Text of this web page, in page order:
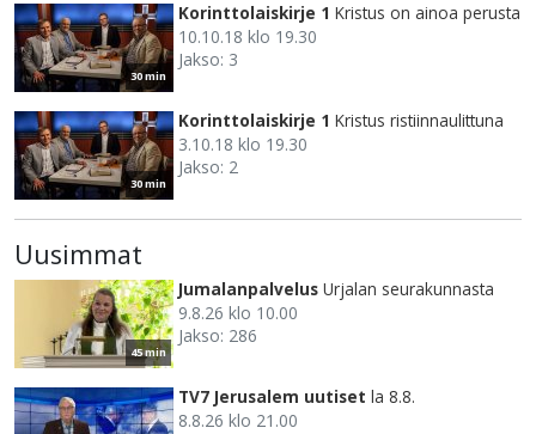
30 min
Korinttolaiskirje 1 Kristus on ainoa perusta
10.10.18 klo 19.30
Jakso: 3
30 min
Korinttolaiskirje 1 Kristus ristiinnaulittuna
3.10.18 klo 19.30
Jakso: 2
Uusimmat
45 min
Jumalanpalvelus Urjalan seurakunnasta
9.8.26 klo 10.00
Jakso: 286
TV7 Jerusalem uutiset la 8.8.
8.8.26 klo 21.00